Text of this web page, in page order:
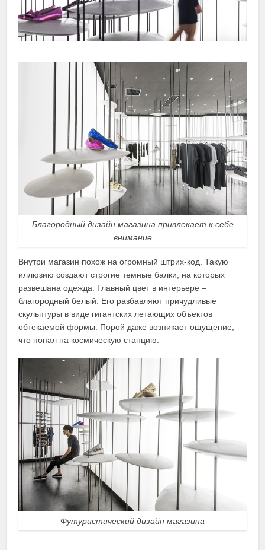
Благородный дизайн магазина привлекает к себе
внимание
Внутри магазин похож на огромный штрих-код. Такую
иллюзию создают строгие темные балки, на которых
развешана одежда. Главный цвет в интерьере –
благородный белый. Его разбавляют причудливые
скульптуры в виде гигантских летающих объектов
обтекаемой формы. Порой даже возникает ощущение,
что попал на космическую станцию.
Футуристический дизайн магазина